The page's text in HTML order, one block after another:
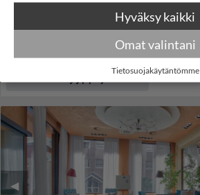
Lennot: Tampere-Belgrad
05:30
Huoneen tyyppi ja lento
◀︎
Hyväksy kaikki
Omat valintani
Tietosuojakäytäntömme